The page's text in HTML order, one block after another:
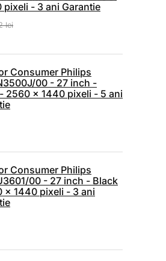
pixeli - 3 ani Garantie
lei
lei.
este: 910,90 lei.
Consumer Philips
00 - 27 inch -
2560 x 1440 pixeli - 5 ani
lei.
este: 1.174,23 lei.
Consumer Philips
00 - 27 inch - Black
x 1440 pixeli - 3 ani
lei.
este: 1.523,62 lei.